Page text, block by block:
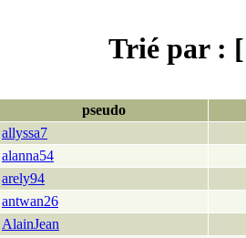
Trié par : [
pseudo
allyssa7
alanna54
arely94
antwan26
AlainJean